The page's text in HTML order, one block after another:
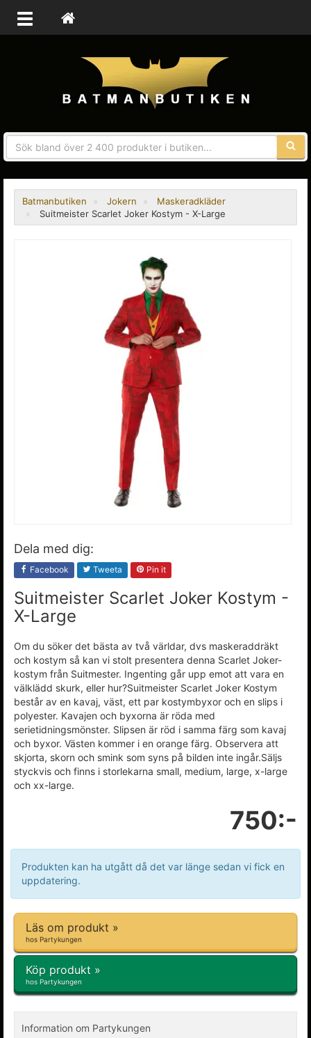
Batmanbutiken Jokern
Maskeradkläder
Suitmeister Scarlet Joker Kostym - X-Large
Dela med dig:
Facebook Tweeta Pin it
Suitmeister Scarlet Joker Kostym -
X-Large
Om du söker det bästa av två världar, dvs maskeraddräkt
och kostym så kan vi stolt presentera denna Scarlet Joker-
kostym från Suitmester. Ingenting går upp emot att vara en
välklädd skurk, eller hur?Suitmeister Scarlet Joker Kostym
består av en kavaj, väst, ett par kostymbyxor och en slips i
polyester. Kavajen och byxorna är röda med
serietidningsmönster. Slipsen är röd i samma färg som kavaj
och byxor. Västen kommer i en orange färg. Observera att
skjorta, skorn och smink som syns på bilden inte ingår.Säljs
styckvis och finns i storlekarna small, medium, large, x-large
och xx-large.
750:-
Produkten kan ha utgått då det var länge sedan vi fick en
uppdatering.
Läs om produkt »
hos Partykungen
Köp produkt »
hos Partykungen
Information om Partykungen